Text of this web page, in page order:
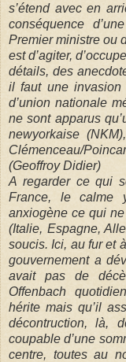
s’étend avec en
conséquence
Premier ministre ou
est d’agiter,
détails, des
il faut une
d’union nationale
ne sont apparus
newyorkaise
Clémenceau/
(Geoffroy Didier)
A regarder ce qui
France, le calme
anxiogène ce qui
(Italie, Espagne,
soucis. Ici, au fur et
gouvernement a
avait pas de
Offenbach
hérite mais qu’il
décontruction, là,
coupable d’une
centre, toutes au